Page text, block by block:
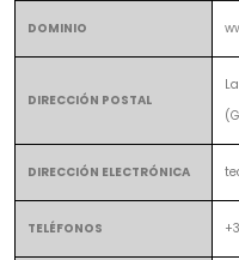
DOMINIO
DIRECCIÓN POSTAL
DIRECCIÓN ELECTRÓNICA
TELÉFONOS